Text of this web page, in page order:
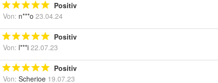
Positiv
Von: n***o 23.04.24
Positiv
Von: l***i 22.07.23
Positiv
Von: Scherioe 19.07.23